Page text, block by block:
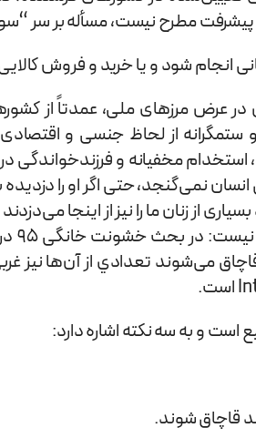
پیشرفت مطرح نیست، مسأله بر سر
انجام شود و یا خرید و فروش
عرض مرزهای ملی، عمدتاً از
از لحاظ جنسی و
استخدام مخفیانه و
انسان نمی‌گنجد، حتی اگر او را
از زنان ما را نیز از اینجا
می‌شوند تعدادي از آن‌ها نیز
است و به سه نکته اشاره دارد: